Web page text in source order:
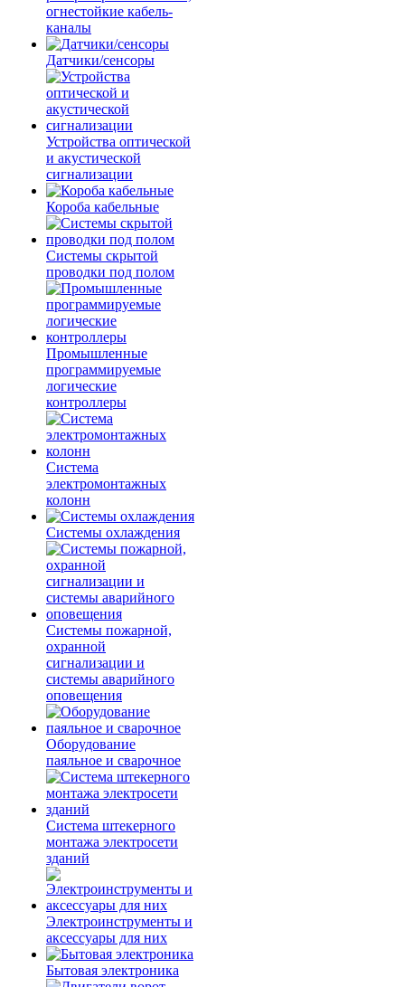
огнестойкие кабель-
каналы
Датчики/сенсоры
Устройства оптической
и акустической
сигнализации
Короба кабельные
Системы скрытой
проводки под полом
Промышленные
программируемые
логические
контроллеры
Система
электромонтажных
колонн
Системы охлаждения
Системы пожарной,
охранной
сигнализации и
системы аварийного
оповещения
Оборудование
паяльное и сварочное
Система штекерного
монтажа электросети
зданий
Электроинструменты и
аксессуары для них
Бытовая электроника